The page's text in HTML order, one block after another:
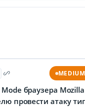
MEDIUM
браузера Mozilla
провести атаку